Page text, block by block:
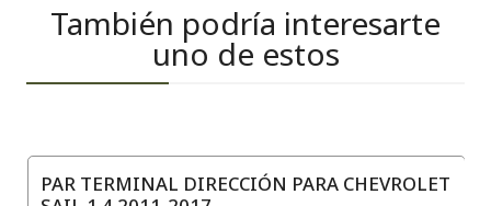
También podría interesarte
uno de estos
PAR TERMINAL DIRECCIÓN PARA CHEVROLET